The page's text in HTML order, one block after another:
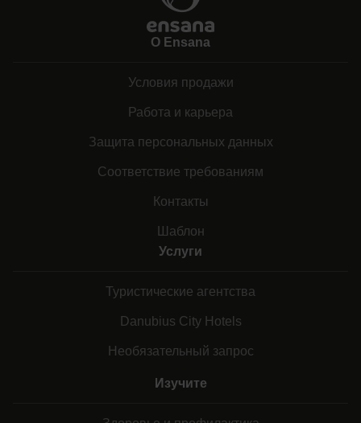
О Ensana
Условия продажи
Работа и карьера
Защита персональных данных
Соответствие требованиям
Контакты
Шаблон
Услуги
Туристические агентства
Danubius City Hotels
Необязательный запрос
Изучите